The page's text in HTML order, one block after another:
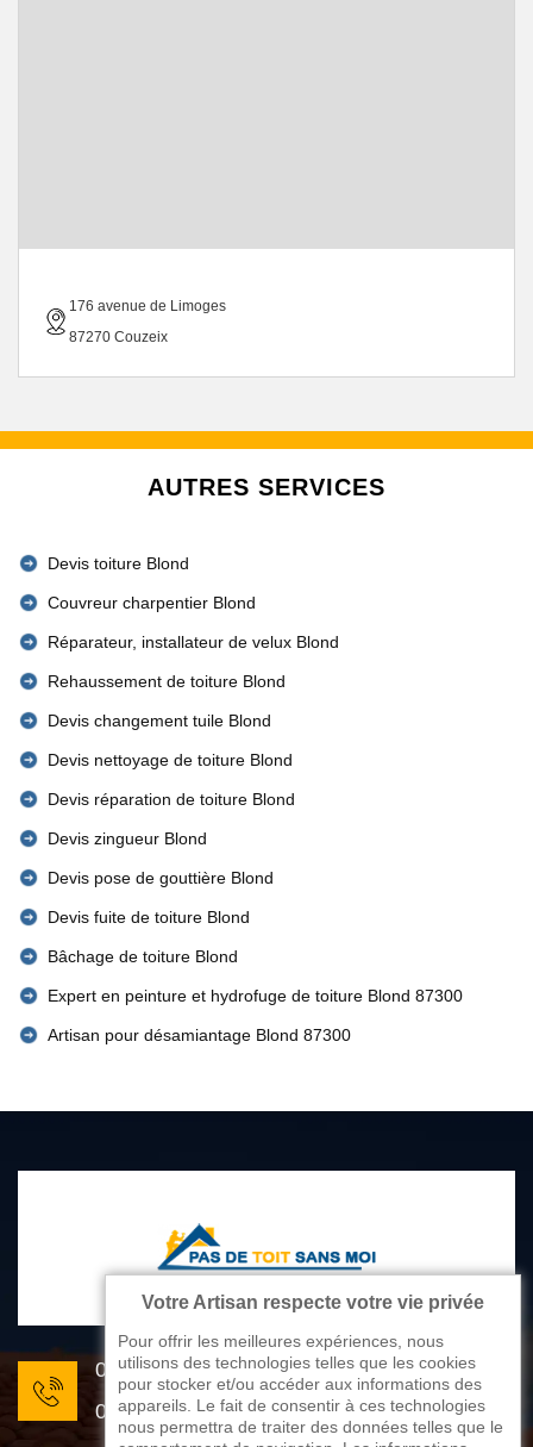
176 avenue de Limoges
87270 Couzeix
AUTRES SERVICES
Devis toiture Blond
Couvreur charpentier Blond
Réparateur, installateur de velux Blond
Rehaussement de toiture Blond
Devis changement tuile Blond
Devis nettoyage de toiture Blond
Devis réparation de toiture Blond
Devis zingueur Blond
Devis pose de gouttière Blond
Devis fuite de toiture Blond
Bâchage de toiture Blond
Expert en peinture et hydrofuge de toiture Blond 87300
Artisan pour désamiantage Blond 87300
05 33 06 22 81
07 80 33 28 62
Votre Artisan respecte votre vie privée
Pour offrir les meilleures expériences, nous
utilisons des technologies telles que les cookies
pour stocker et/ou accéder aux informations des
appareils. Le fait de consentir à ces technologies
nous permettra de traiter des données telles que le